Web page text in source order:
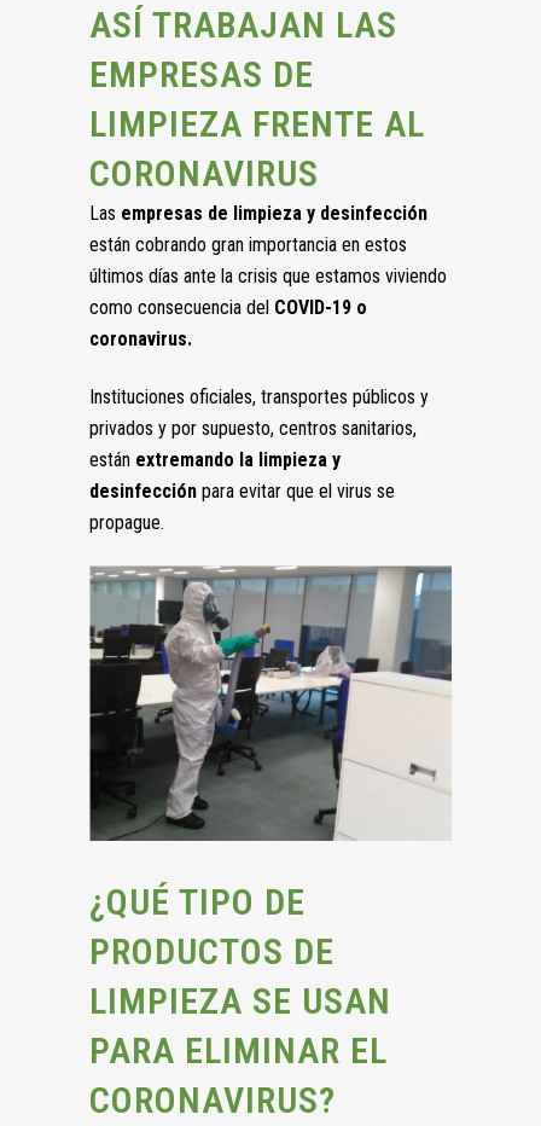
ASÍ TRABAJAN LAS
EMPRESAS DE
LIMPIEZA FRENTE AL
CORONAVIRUS
Las empresas de limpieza y desinfección
están cobrando gran importancia en estos
últimos días ante la crisis que estamos viviendo
como consecuencia del COVID-19 o
coronavirus.
Instituciones oficiales, transportes públicos y
privados y por supuesto, centros sanitarios,
están extremando la limpieza y
desinfección para evitar que el virus se
propague.
¿QUÉ TIPO DE
PRODUCTOS DE
LIMPIEZA SE USAN
PARA ELIMINAR EL
CORONAVIRUS?